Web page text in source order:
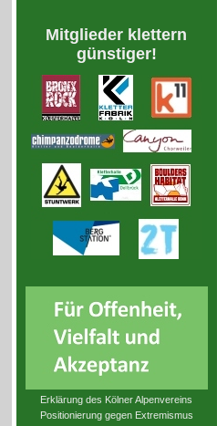
Mitglieder klettern
günstiger!
Erklärung des Kölner Alpenvereins
Positionierung gegen Extremismus